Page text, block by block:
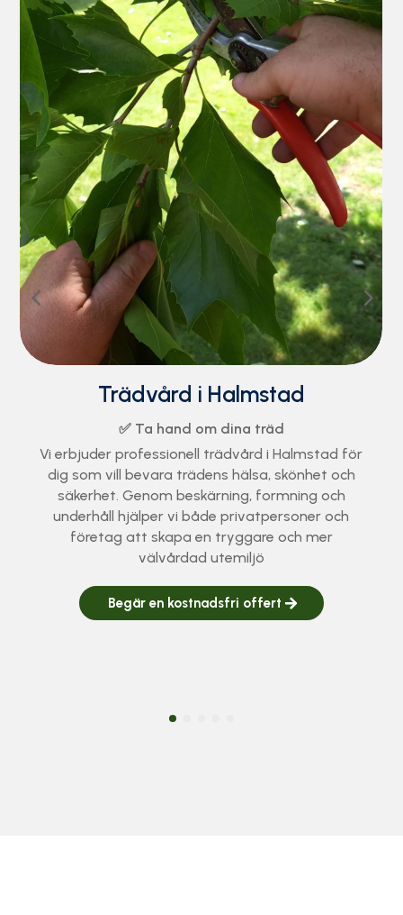
Trädfällning i Halmstad
✅ Säker hantering och nedtagning av träd
Behöver du hjälp med trädfällning i Halmstad? Vi
utför allt från traditionell fällning till
sektionsfällning och riggning i känsliga miljöer.
Med certifierade arborister ser vi till att jobbet
blir tryggt, effektivt och utfört enligt branschens
högsta standard.
Begär en kostnadsfri offert